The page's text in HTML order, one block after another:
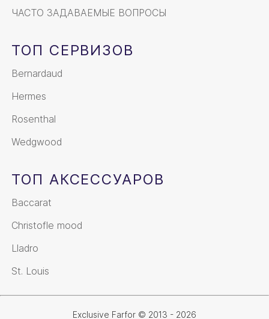
ЧАСТО ЗАДАВАЕМЫЕ ВОПРОСЫ
ТОП СЕРВИЗОВ
Bernardaud
Hermes
Rosenthal
Wedgwood
ТОП АКСЕССУАРОВ
Baccarat
Christofle mood
Lladro
St. Louis
Exclusive Farfor © 2013 - 2026